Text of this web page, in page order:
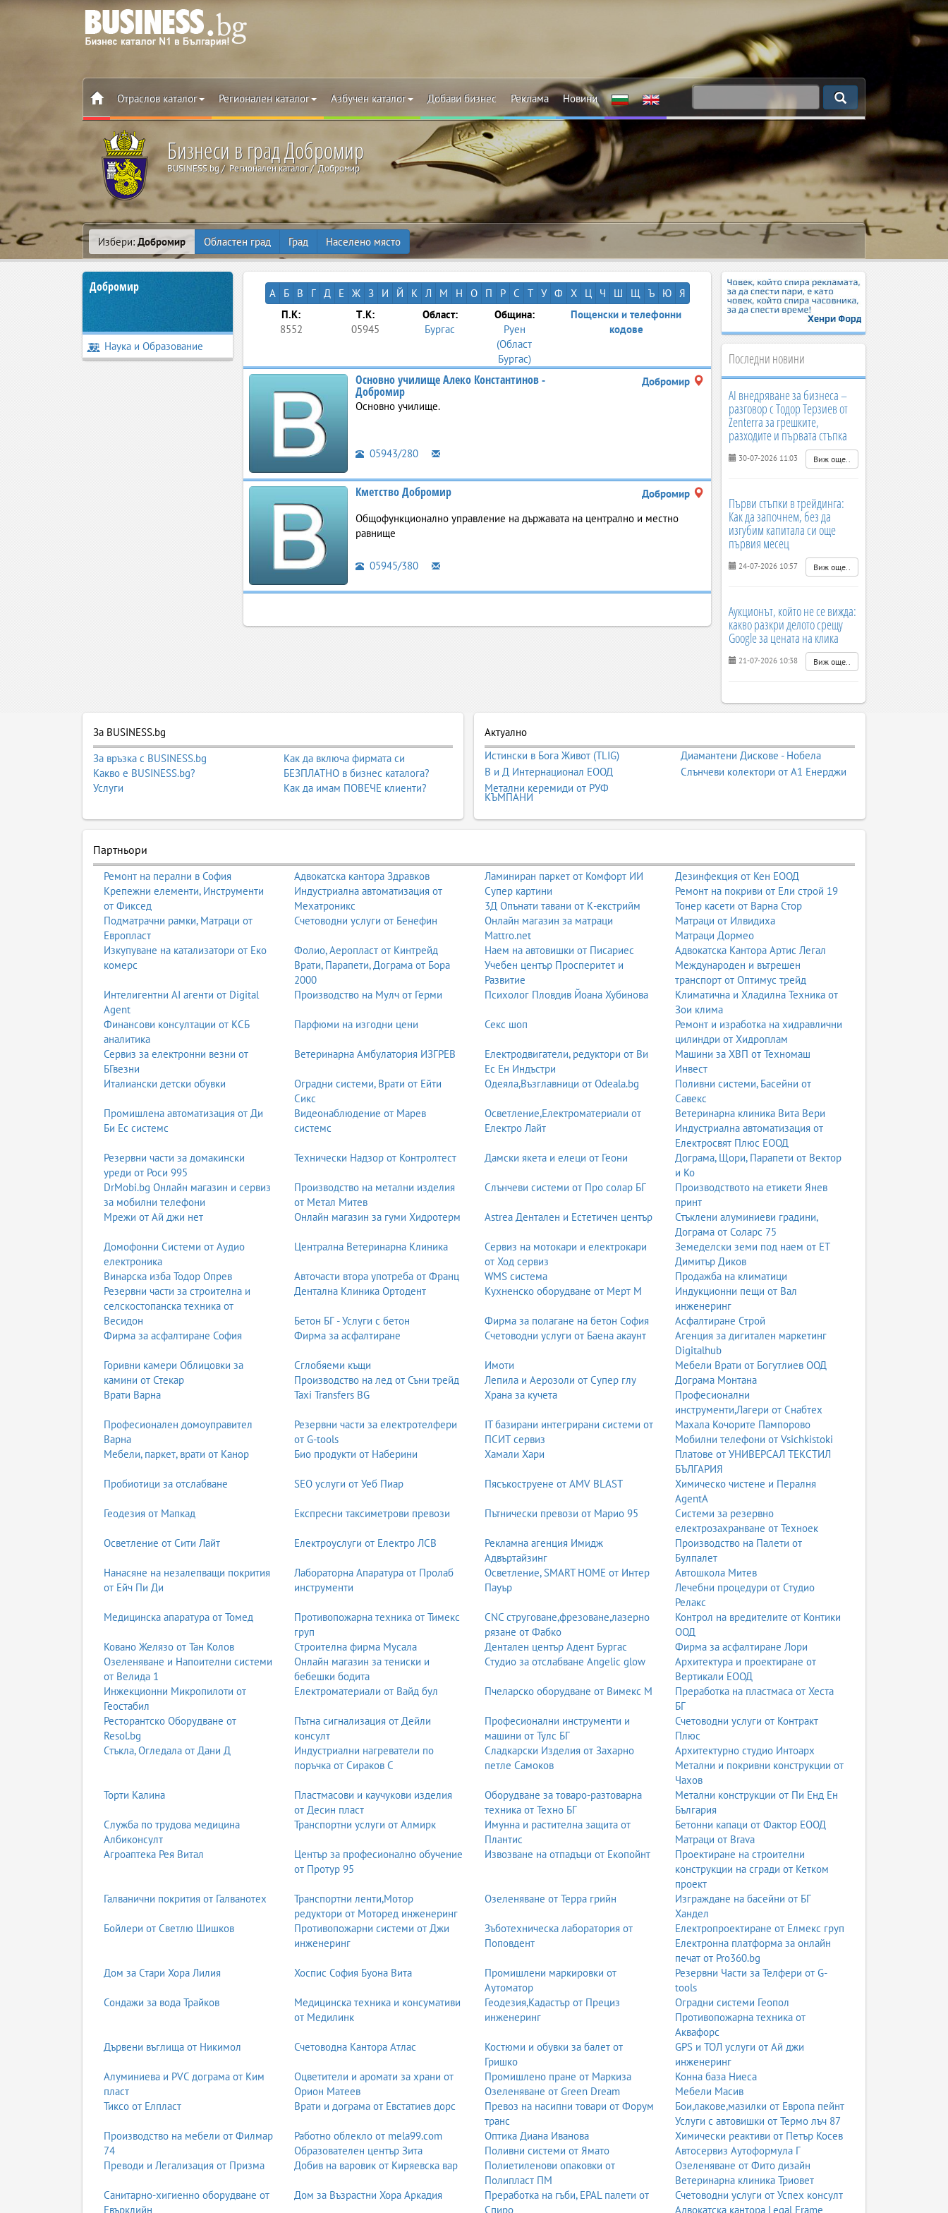
Отраслов каталог Регионален каталог Азбучен каталог Добави бизнес Реклама Новини
Бизнеси в град Добромир
BUSINESS.bg Регионален каталог Добромир
Избери: Добромир Областен град Град Населено място
Добромир
Наука и Образование
А Б В Г Д Е Ж З И Й К Л М Н О П Р С Т У Ф Х Ц Ч Ш Щ Ъ Ю
Я
П.К:
8552
Т.К:
05945
Област:
Бургас
Община:
Руен
(Област
Бургас)
Пощенски и телефонни
кодове
Основно училище Алеко Константинов -
Добромир
Добромир
Основно училище.
05943/280
Кметство Добромир
Добромир
Общофункционално управление на държавата на централно и местно
равнище
05945/380
Последни новини
AI внедряване за бизнеса –
разговор с Тодор Терзиев от
Zenterra за грешките,
разходите и първата стъпка
30-07-2026 11:03 Виж още..
Първи стъпки в трейдинга:
Как да започнем, без да
изгубим капитала си още
първия месец
24-07-2026 10:57 Виж още..
Аукционът, който не се вижда:
какво разкри делото срещу
Google за цената на клика
21-07-2026 10:38 Виж още..
За BUSINESS.bg
За връзка с BUSINESS.bg
Какво е BUSINESS.bg?
Услуги
Как да включа фирмата си
БЕЗПЛАТНО в бизнес каталога?
Как да имам ПОВЕЧЕ клиенти?
Актуално
Истински в Бога Живот (TLIG)
Диамантени Дискове - Нобела
В и Д Интернационал ЕООД
Слънчеви колектори от А1 Енерджи
Метални керемиди от РУФ
КЪМПАНИ
Партньори
Ремонт на перални в София Адвокатска кантора Здравков Ламиниран паркет от Комфорт ИИ
Дезинфекция от Кен ЕООД
Крепежни елементи, Инструменти
от Фиксед
Индустриална автоматизация от
Мехатроникс
Супер картини
Ремонт на покриви от Ели строй 19
3Д Опънати тавани от К-екстрийм
Тонер касети от Варна Стор
Подматрачни рамки, Матраци от
Европласт
Счетоводни услуги от Бенефин
Онлайн магазин за матраци
Mattro.net
Матраци от Илвидиха
Матраци Дормео
Изкупуване на катализатори от Еко
комерс
Фолио, Аеропласт от Кинтрейд Наем на автовишки от Писариес
Адвокатска Кантора Артис Легал
Врати, Парапети, Дограма от Бора
2000
Учебен център Просперитет и
Развитие
Международен и вътрешен
транспорт от Оптимус трейд
Интелигентни AI агенти от Digital
Agent
Производство на Мулч от Герми Психолог Пловдив Йоана Хубинова
Климатична и Хладилна Техника от
Зои клима
Финансови консултации от КСБ
аналитика
Парфюми на изгодни цени Секс шоп
Ремонт и изработка на хидравлични
цилиндри от Хидроплам
Сервиз за електронни везни от
БГвезни
Ветеринарна Амбулатория ИЗГРЕВ
Електродвигатели, редуктори от Ви
Ес Ен Индъстри
Машини за ХВП от Техномаш
Инвест
Италиански детски обувки
Оградни системи, Врати от Ейти
Сикс
Одеяла,Възглавници от Odeala.bg
Поливни системи, Басейни от
Савекс
Промишлена автоматизация от Ди
Би Ес системс
Видеонаблюдение от Марев
системс
Осветление,Електроматериали от
Електро Лайт
Ветеринарна клиника Вита Вери
Индустриална автоматизация от
Електросвят Плюс ЕООД
Резервни части за домакински
уреди от Роси 995
Технически Надзор от Контролтест Дамски якета и елеци от Геони
Дограма, Щори, Парапети от Вектор
и Ко
DrMobi.bg Онлайн магазин и сервиз
за мобилни телефони
Производство на метални изделия
от Метал Митев
Слънчеви системи от Про солар БГ
Производството на етикети Янев
принт
Мрежи от Ай джи нет
Онлайн магазин за гуми Хидротерм Astrea Дентален и Естетичен център
Стъклени алуминиеви градини,
Дограма от Соларс 75
Домофонни Системи от Аудио
електроника
Централна Ветеринарна Клиника
Сервиз на мотокари и електрокари
от Ход сервиз
Земеделски земи под наем от ЕТ
Димитър Диков
Винарска изба Тодор Опрев
Авточасти втора употреба от Франц WMS система
Продажба на климатици
Резервни части за строителна и
селскостопанска техника от
Весидон
Дентална Клиника Ортодент Кухненско оборудване от Мерт М
Индукционни пещи от Вал
инженеринг
Бетон БГ - Услуги с бетон
Фирма за полагане на бетон София
Асфалтиране Строй
Фирма за асфалтиране София
Фирма за асфалтиране Счетоводни услуги от Баена акаунт
Агенция за дигитален маркетинг
Digitalhub
Горивни камери Облицовки за
камини от Стекар
Сглобяеми къщи Имоти
Мебели Врати от Богутлиев ООД
Производство на лед от Съни трейд
Лепила и Аерозоли от Супер глу
Дограма Монтана
Врати Варна
Taxi Transfers BG Храна за кучета
Професионални
инструменти,Лагери от Снабтех
Професионален домоуправител
Варна
Резервни части за електротелфери
от G-tools
IT базирани интегрирани системи от
ПСИТ сервиз
Махала Кочорите Пампорово
Мобилни телефони от Vsichkistoki
Мебели, паркет, врати от Канор
Био продукти от Наберини Хамали Хари
Платове от УНИВЕРСАЛ ТЕКСТИЛ
БЪЛГАРИЯ
Пробиотици за отслабване
SEO услуги от Уеб Пиар Пясъкоструене от AMV BLAST
Химическо чистене и Пералня
AgentA
Геодезия от Мапкад
Експресни таксиметрови превози Пътнически превози от Марио 95
Системи за резервно
електрозахранване от Техноек
Осветление от Сити Лайт
Електроуслуги от Електро ЛСВ
Рекламна агенция Имидж
Адвъртайзинг
Производство на Палети от
Булпалет
Нанасяне на незалепващи покрития
от Ейч Пи Ди
Лабораторна Апаратура от Пролаб
инструменти
Осветление, SMART HOME от Интер
Пауър
Автошкола Митев
Лечебни процедури от Студио
Релакс
Медицинска апаратура от Томед
Противопожарна техника от Тимекс
груп
CNC струговане,фрезоване,лазерно
рязане от Фабко
Контрол на вредителите от Контики
ООД
Ковано Желязо от Тан Колов
Строителна фирма Мусала Дентален център Адент Бургас
Фирма за асфалтиране Лори
Озеленяване и Напоителни системи
от Велида 1
Онлайн магазин за тениски и
бебешки бодита
Студио за отслабване Angelic glow
Архитектура и проектиране от
Вертикали ЕООД
Инжекционни Микропилоти от
Геостабил
Електроматериали от Вайд бул Пчеларско оборудване от Вимекс М
Преработка на пластмаса от Хеста
БГ
Ресторантско Оборудване от
Resol.bg
Пътна сигнализация от Дейли
консулт
Професионални инструменти и
машини от Тулс БГ
Счетоводни услуги от Контракт
Плюс
Стъкла, Огледала от Дани Д
Индустриални нагреватели по
поръчка от Сираков С
Сладкарски Изделия от Захарно
петле Самоков
Архитектурно студио Интоарх
Метални и покривни конструкции от
Чахов
Торти Калина
Пластмасови и каучукови изделия
от Десин пласт
Оборудване за товаро-разтоварна
техника от Техно БГ
Метални конструкции от Пи Енд Ен
България
Служба по трудова медицина
Албиконсулт
Транспортни услуги от Алмирк
Имунна и растителна защита от
Плантис
Бетонни капаци от Фактор ЕООД
Матраци от Brava
Агроаптека Рея Витал
Център за професионално обучение
от Протур 95
Извозване на отпадъци от Екопойнт
Проектиране на строителни
конструкции на сгради от Кетком
проект
Галванични покрития от Галванотех
Транспортни ленти,Мотор
редуктори от Моторед инженеринг
Озеленяване от Терра грийн
Изграждане на басейни от БГ
Хандел
Бойлери от Светлю Шишков
Противопожарни системи от Джи
инженеринг
Зъботехническа лаборатория от
Поповдент
Електропроектиране от Елмекс груп
Електронна платформа за онлайн
печат от Pro360.bg
Дом за Стари Хора Лилия
Хоспис София Буона Вита
Промишлени маркировки от
Аутоматор
Резервни Части за Телфери от G-
tools
Сондажи за вода Трайков
Медицинска техника и консумативи
от Медилинк
Геодезия,Кадастър от Прециз
инженеринг
Оградни системи Геопол
Противопожарна техника от
Аквафорс
Дървени въглища от Никимол
Счетоводна Кантора Атлас
Костюми и обувки за балет от
Гришко
GPS и ТОЛ услуги от Ай джи
инженеринг
Алуминиева и PVC дограма от Ким
пласт
Оцветители и аромати за храни от
Орион Матеев
Промишлено пране от Маркиза
Конна база Ниеса
Озеленяване от Green Dream
Мебели Масив
Тиксо от Елпласт
Врати и дограма от Евстатиев дорс
Превоз на насипни товари от Форум
транс
Бои,лакове,мазилки от Европа пейнт
Услуги с автовишки от Термо лъч 87
Производство на мебели от Филмар
74
Работно облекло от mela99.com Оптика Диана Иванова
Химически реактиви от Петър Косев
Образователен център Зита
Поливни системи от Ямато
Автосервиз Аутоформула Г
Преводи и Легализация от Призма
Добив на варовик от Киряевска вар
Полиетиленови опаковки от
Полипласт ПМ
Озеленяване от Фито дизайн
Ветеринарна клиника Триовет
Санитарно-хигиенно оборудване от
Евърклийн
Дом за Възрастни Хора Аркадия
Преработка на гъби, EPAL палети от
Спиро
Счетоводни услуги от Успех консулт
Адвокатска кантора Legal Frame